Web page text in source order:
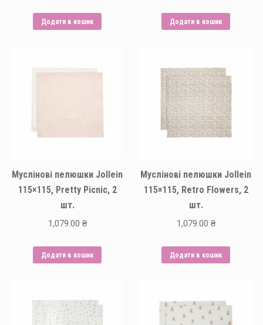
Додати в кошик Додати в кошик
Муслінові пелюшки Jollein
115×115, Pretty Picnic, 2
шт.
1,079.00 ₴
Додати в кошик
Муслінові пелюшки Jollein
115×115, Retro Flowers, 2
шт.
1,079.00 ₴
Додати в кошик